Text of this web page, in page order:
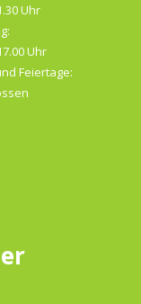
Uhr
Uhr
Feiertage: